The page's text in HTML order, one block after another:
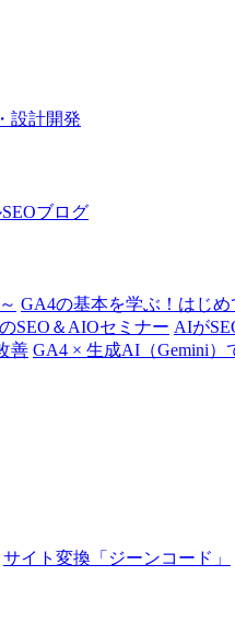
設計開発
ブログ
GA4の基本を学ぶ！はじ
SEO＆AIOセミナー AIが
善 GA4 × 生成AI（Gemini
サイト変換「ジーンコード」